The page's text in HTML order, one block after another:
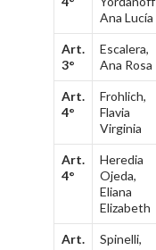
Ana Lucía
Art.
3°
Escalera,
Ana Rosa
Art.
4°
Frohlich,
Flavia
Virginia
Art.
4°
Heredia
Ojeda,
Eliana
Elizabeth
Art.
Spinelli,